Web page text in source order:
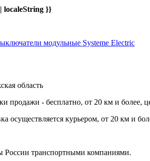
localeString }}
модульные Systeme Electric
область
продажи - бесплатно, от 20 км и более,
осуществляется курьером, от 20 км и
России транспортными компаниями.